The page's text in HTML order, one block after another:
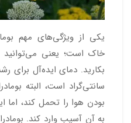
یکی از ویژگی‌های مهم
خاک است؛ یعنی می‌توانید
سانتی‌گراد است، البته
بودن هوا را تحمل کند،
به آن آسیب وارد کند.